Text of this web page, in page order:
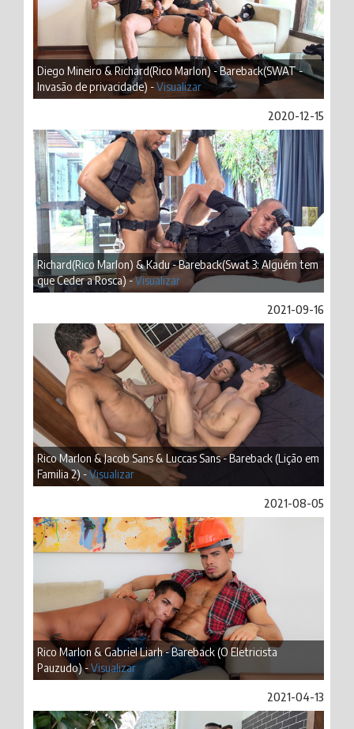
Diego Mineiro & Richard(Rico Marlon) - Bareback(SWAT -
Invasão de privacidade) -Visualizar
2020-12-15
Richard(Rico Marlon) & Kadu - Bareback(Swat 3: Alguém tem
que Ceder a Rosca) -Visualizar
2021-09-16
Rico Marlon & Jacob Sans & Luccas Sans - Bareback (Lição em
Familia 2) -Visualizar
2021-08-05
Rico Marlon & Gabriel Liarh - Bareback (O Eletricista
Pauzudo) -Visualizar
2021-04-13